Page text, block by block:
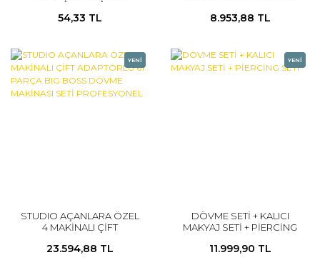
54,33 TL 8.953,88 TL
YENİ
STUDIO AÇANLARA ÖZEL
4 MAKİNALI ÇİFT
BOSS DÖVME MAKİNASI
23.594,88 TL
YENİ
DÖVME SETİ + KALICI
MAKYAJ SETİ + PİERCİNG
11.999,90 TL